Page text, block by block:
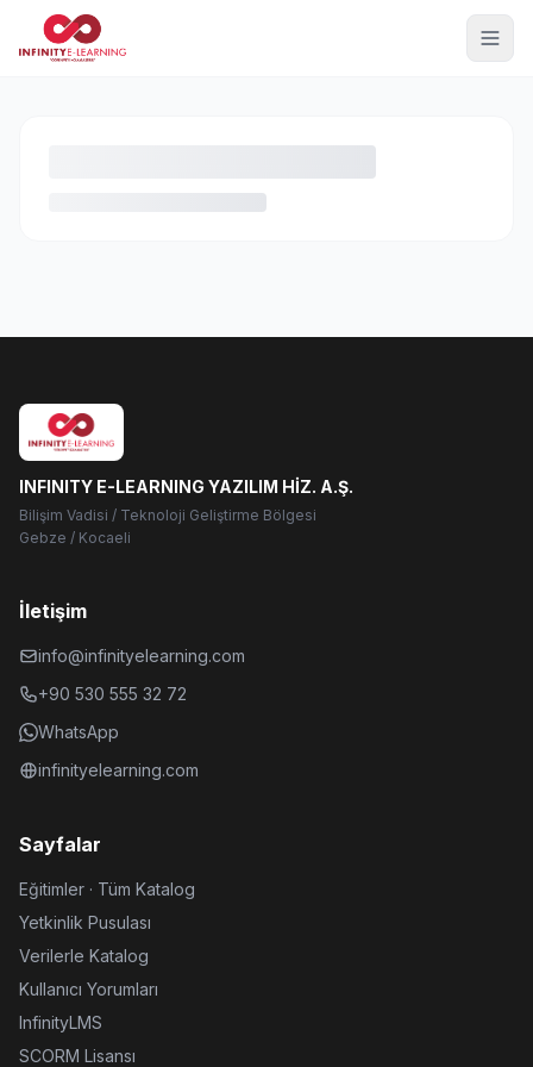
INFINITY E-LEARNING YAZILIM HİZ. A.Ş.
Bilişim Vadisi / Teknoloji Geliştirme Bölgesi
Gebze / Kocaeli
İletişim
info@infinityelearning.com
+90 530 555 32 72
WhatsApp
infinityelearning.com
Sayfalar
Eğitimler · Tüm Katalog
Yetkinlik Pusulası
Verilerle Katalog
Kullanıcı Yorumları
InfinityLMS
SCORM Lisansı